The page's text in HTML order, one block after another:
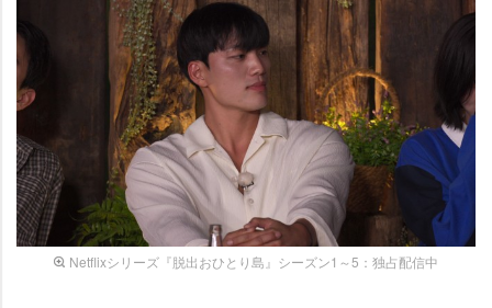
Netflixシリーズ『脱出おひとり島』シーズン1～5：独占配信中